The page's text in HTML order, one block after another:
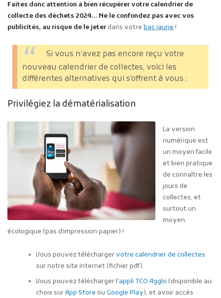
Faites donc attention à bien récupérer votre calendrier de
collecte des déchets 2024… Ne le confondez pas avec vos
publicités, au risque de le jeterdans votre bac jaune !
Si vous n’avez pas encore reçu votre
nouveau calendrier de collectes, voici les
différentes alternatives qui s’offrent à vous :
Privilégiez la dématérialisation
La version
numérique est
un moyen facile
et bien pratique
de connaître les
jours de
collectes, et
surtout un
moyen
écologique (pas d’impression papier) !
Vous pouvez télécharger votre calendrier de collectes
sur notre site internet (fichier pdf).
Vous pouvez télécharger l’appli TCO Agglo (disponible au
choix surApp Store ouGoogle Play), et avoir accès